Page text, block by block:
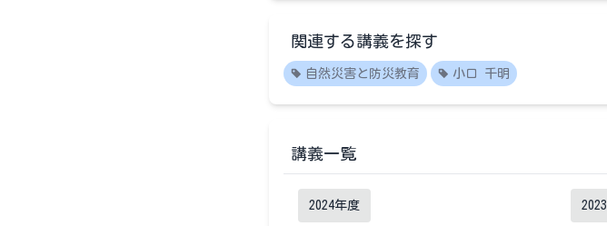
関連する講義を探す
自然災害と防災教育 小口 千明
講義一覧
2024年度 2023